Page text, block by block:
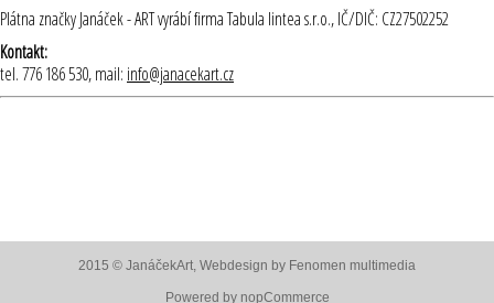
Plátna značky Janáček - ART vyrábí firma Tabula lintea s.r.o., IČ/DIČ: CZ27502252
Kontakt:
tel. 776 186 530, mail: info@janacekart.cz
2015 © JanáčekArt, Webdesign by Fenomen multimedia
Powered by nopCommerce